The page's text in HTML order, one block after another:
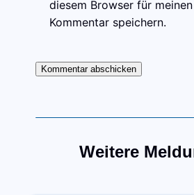
diesem Browser für
Kommentar speichern.
Weitere